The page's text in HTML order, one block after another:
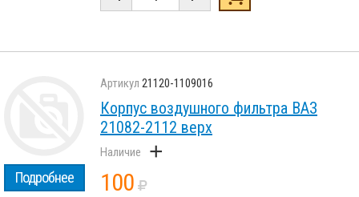
Подробнее
21120-1109016
Корпус воздушного фильтра ВАЗ
21082-2112 верх
+
100